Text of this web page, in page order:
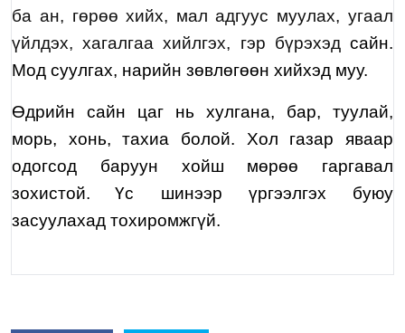
ба ан, гөрөө хийх, мал адгуус муулах, угаал
үйлдэх, хагалгаа хийлгэх, гэр бүрэхэд сайн.
Мод суулгах, нарийн зөвлөгөөн хийхэд муу.
Өдрийн сайн цаг нь хулгана, бар, туулай,
морь, хонь, тахиа болой. Хол газар яваар
одогсод баруун хойш мөрөө гаргавал
зохистой.
Үс шинээр үргээлгэх буюу
засуулахад тохиромжгүй.